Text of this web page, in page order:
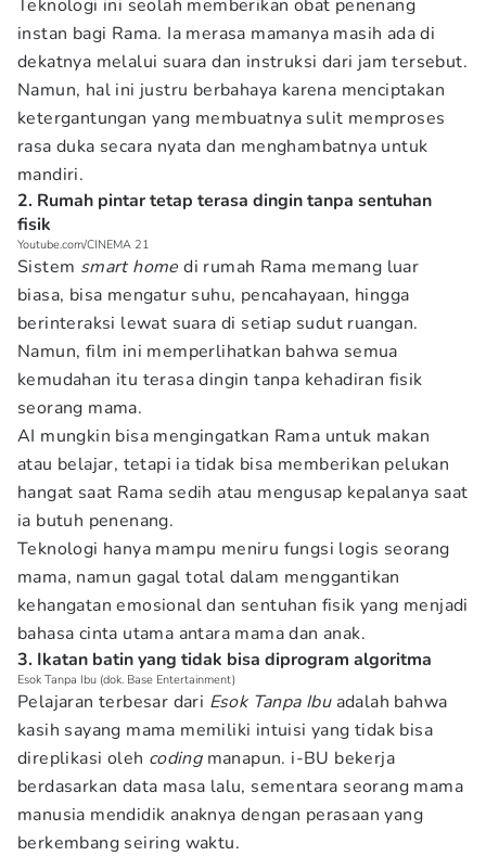
Teknologi ini seolah memberikan obat penenang
instan bagi Rama. Ia merasa mamanya masih ada di
dekatnya melalui suara dan instruksi dari jam tersebut.
Namun, hal ini justru berbahaya karena menciptakan
ketergantungan yang membuatnya sulit memproses
rasa duka secara nyata dan menghambatnya untuk
mandiri.
2. Rumah pintar tetap terasa dingin tanpa sentuhan
fisik
Youtube.com/CINEMA 21
Sistem smart home di rumah Rama memang luar
biasa, bisa mengatur suhu, pencahayaan, hingga
berinteraksi lewat suara di setiap sudut ruangan.
Namun, film ini memperlihatkan bahwa semua
kemudahan itu terasa dingin tanpa kehadiran fisik
seorang mama.
AI mungkin bisa mengingatkan Rama untuk makan
atau belajar, tetapi ia tidak bisa memberikan pelukan
hangat saat Rama sedih atau mengusap kepalanya saat
ia butuh penenang.
Teknologi hanya mampu meniru fungsi logis seorang
mama, namun gagal total dalam menggantikan
kehangatan emosional dan sentuhan fisik yang menjadi
bahasa cinta utama antara mama dan anak.
3. Ikatan batin yang tidak bisa diprogram algoritma
Esok Tanpa Ibu (dok. Base Entertainment)
Pelajaran terbesar dari Esok Tanpa Ibuadalah bahwa
kasih sayang mama memiliki intuisi yang tidak bisa
direplikasi oleh codingmanapun. i-BU bekerja
berdasarkan data masa lalu, sementara seorang mama
manusia mendidik anaknya dengan perasaan yang
berkembang seiring waktu.